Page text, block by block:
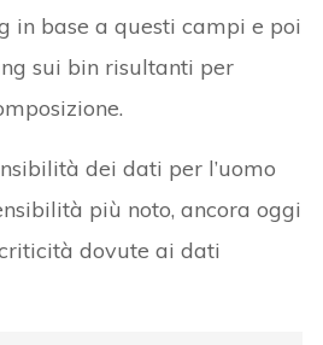
in base a questi campi e poi
sui bin risultanti per
dei dati per l’uomo
più noto, ancora oggi
dovute ai dati